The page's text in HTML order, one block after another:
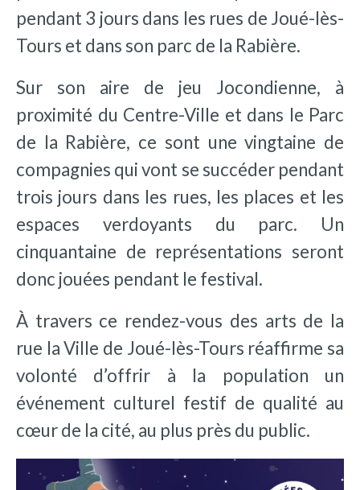
pendant 3 jours dans les rues de Joué-lès-
Tours et dans son parc de la Rabière.
Sur son aire de jeu Jocondienne, à
proximité du Centre-Ville et dans le Parc
de la Rabière, ce sont une vingtaine de
compagnies qui vont se succéder pendant
trois jours dans les rues, les places et les
espaces verdoyants du parc. Un
cinquantaine de représentations seront
donc jouées pendant le festival.
À travers ce rendez-vous des arts de la
rue la Ville de Joué-lès-Tours réaffirme sa
volonté d’offrir à la population un
événement culturel festif de qualité au
cœur de la cité, au plus près du public.